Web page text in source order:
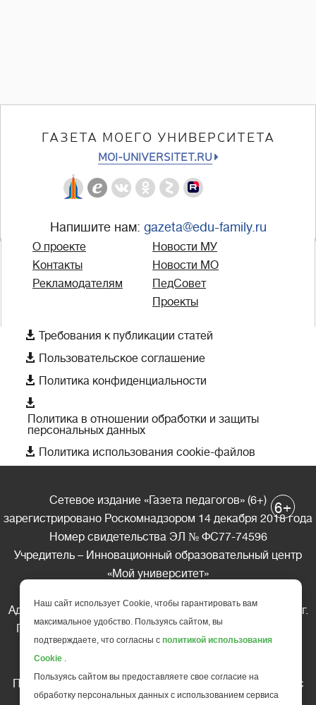
ГАЗЕТА МОЕГО УНИВЕРСИТЕТА
MOI-UNIVERSITET.RU
Напишите нам: gazeta@edu-family.ru
О проекте
Контакты
Рекламодателям
Новости МУ
Новости МО
ПедСовет
Проекты
 Требования к публикации статей
 Пользовательское соглашение
 Политика конфиденциальности

Политика в отношении обработки и защиты
персональных данных
 Политика использования cookie-файлов
Сетевое издание «Газета педагогов» (6+)
зарегистрировано Роскомнадзором 14 декабря 2018 года
Номер свидетельства ЭЛ № ФС77-74596
Учредитель – Инновационный образовательный центр
«Мой университет»
Адрес редакции: 185035 Россия, Республика Карелия, г.
Петрозаводск, ул. Фридриха Энгельса д.10, офис 211
Телефон редакции: +7 (499) 685-10-45
Перепечатка материалов газеты допускается только c
письменного разрешения редакции
6+
Наш сайт использует Cookie, чтобы гарантировать вам
максимальное удобство. Пользуясь сайтом, вы
подтверждаете, что согласны с политикой использования
Cookie .
Пользуясь сайтом вы предоставляете свое согласие на
обработку персональных данных с использованием сервиса